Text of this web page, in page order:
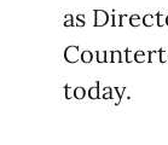
as
today.